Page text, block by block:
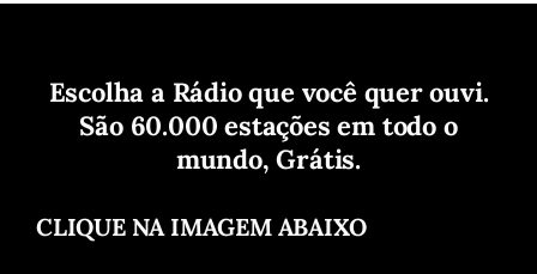
Escolha a Rádio que você quer ouvi.
São 60.000 estações em todo o
mundo, Grátis.
CLIQUE NA IMAGEM ABAIXO